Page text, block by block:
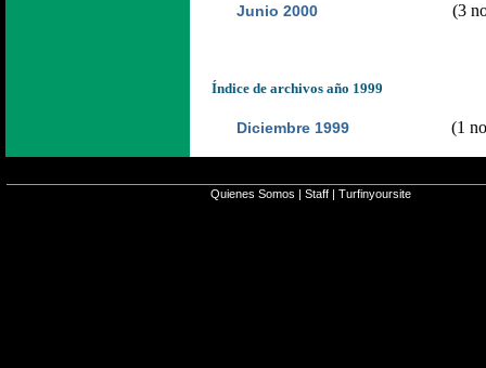
Junio 2000 (3
Índice de archivos año 1999
Diciembre 1999 (1
Quienes Somos | Staff | Turfinyoursite